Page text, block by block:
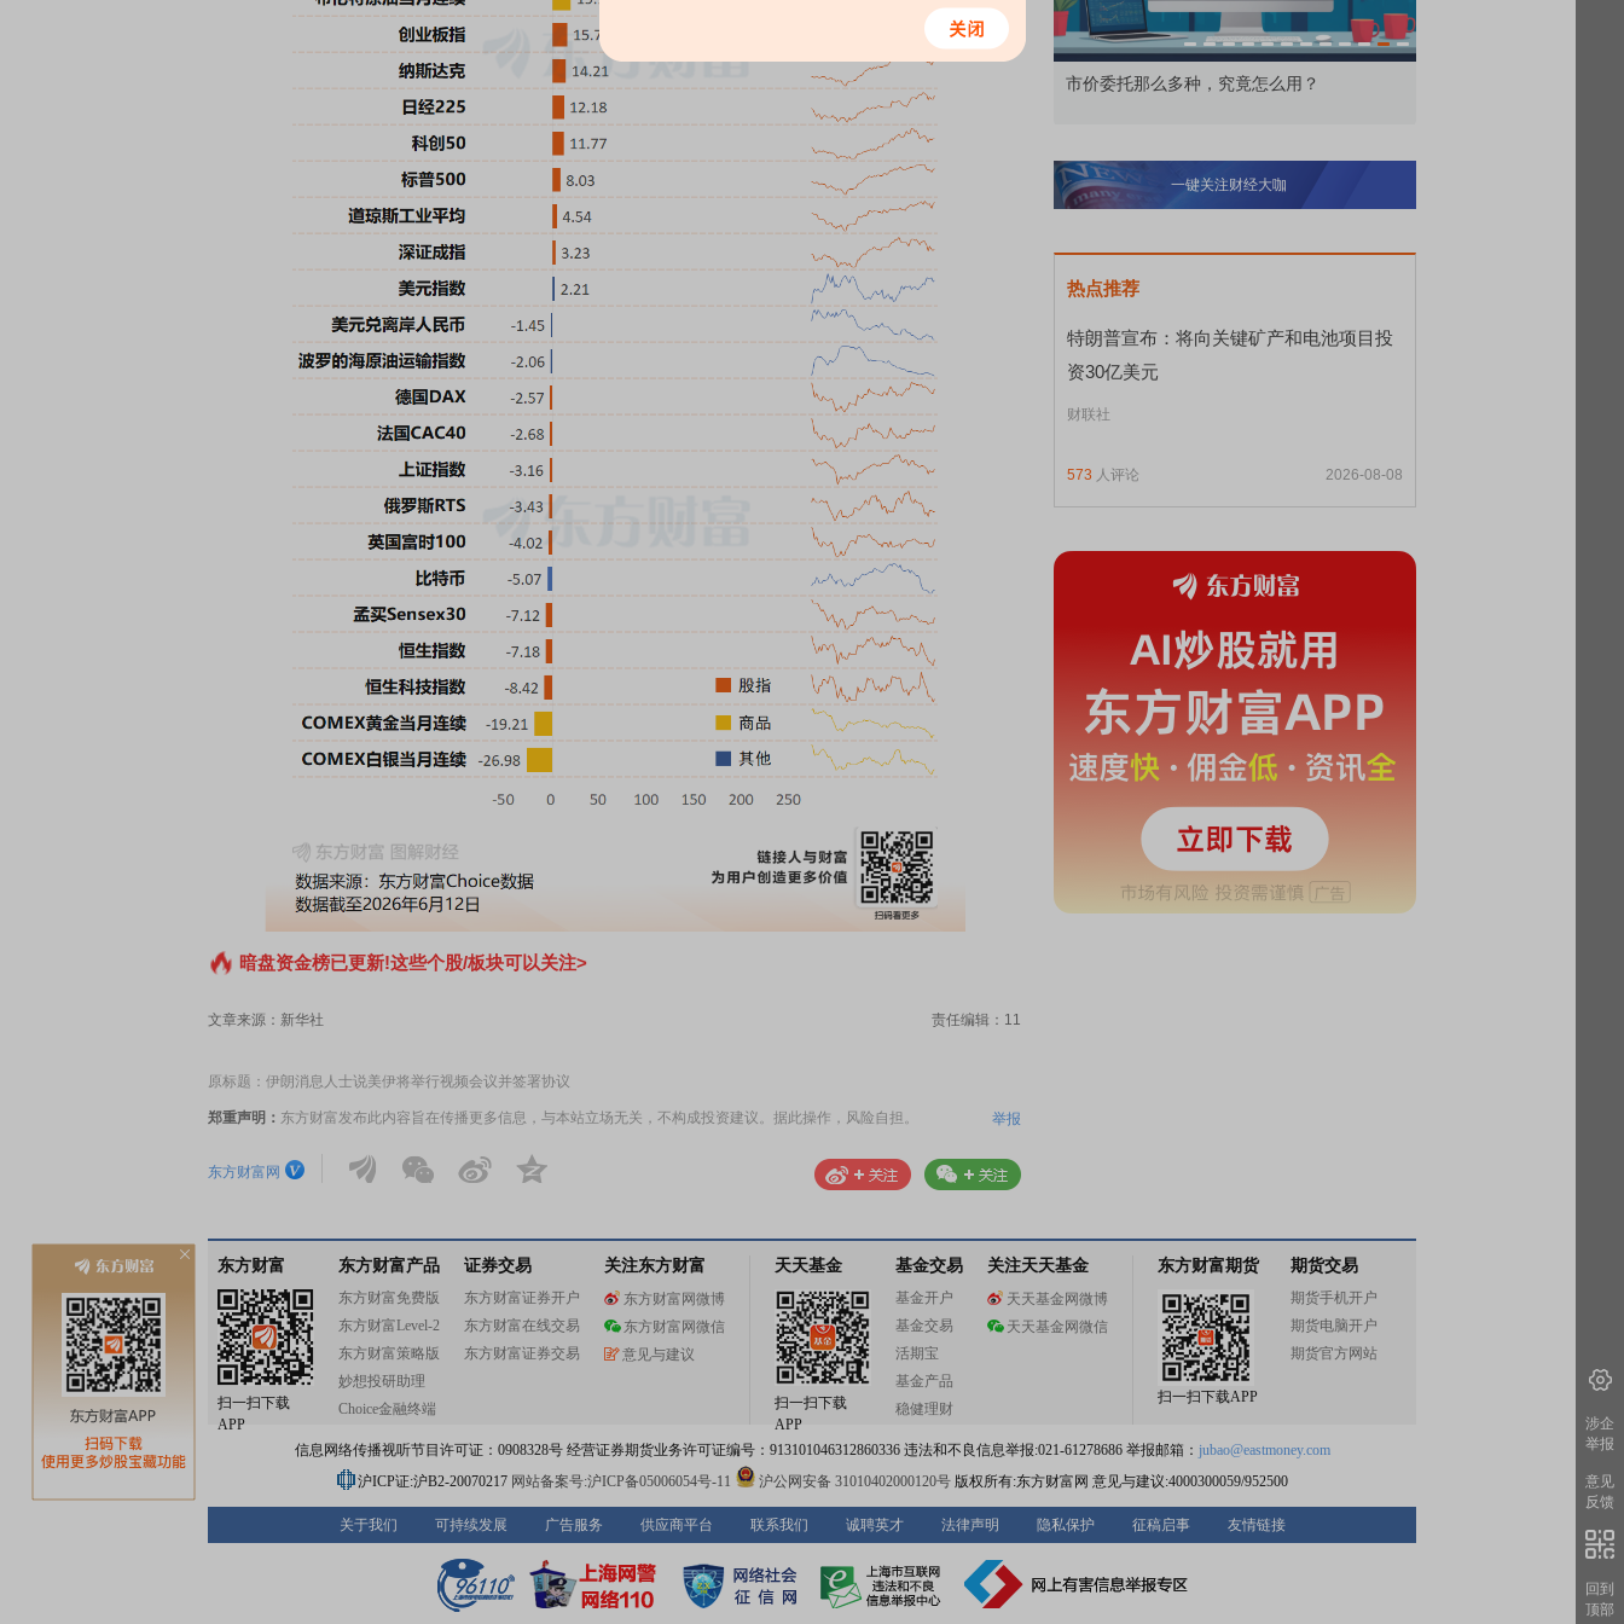
暗盘资金榜已更新!这些个股/板块可以关注>
文章来源：新华社 责任编辑：11
原标题：伊朗消息人士说美伊将举行视频会议并签署协议
郑重声明： 东方财富发布此内容旨在传播更多信息，与本站立场无关，不构成投资建议。据此操作，风险自担。 举报
东方财富网
债券知识通识：从基础认知到特色品种 了解北交所知识 做理性投资者 市价委托那么多种，究竟怎么用？
一键关注财经大咖
热点推荐
特朗普宣布：将向关键矿产和电池项目投
资30亿美元
财联社
573 人评论 2026-08-08
东方财富
扫一扫下载
APP
东方财富产品
东方财富免费版
东方财富Level-2
东方财富策略版
妙想投研助理
Choice金融终端
证券交易
东方财富证券开户
东方财富在线交易
东方财富证券交易
关注东方财富
东方财富网微博
东方财富网微信
意见与建议
天天基金
扫一扫下载
APP
基金交易
基金开户
基金交易
活期宝
基金产品
稳健理财
关注天天基金
天天基金网微博
天天基金网微信
东方财富期货
扫一扫下载APP
期货交易
期货手机开户
期货电脑开户
期货官方网站
信息网络传播视听节目许可证：0908328号 经营证券期货业务许可证编号：913101046312860336 违法和不良信息举报:021-61278686 举报邮箱： jubao@eastmoney.com
沪ICP证:沪B2-20070217 网站备案号:沪ICP备05006054号-11 沪公网安备 31010402000120号版权所有:东方财富网 意见与建议:4000300059/952500
关于我们 可持续发展 广告服务 供应商平台 联系我们 诚聘英才 法律声明 隐私保护 征稿启事 友情链接
涉企
举报
意见
反馈
回到
顶部